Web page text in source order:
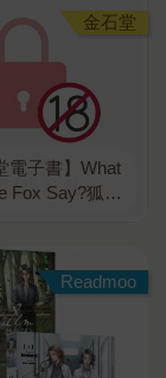
金石堂
電子書】What
Fox Say?狐狸
Readmoo